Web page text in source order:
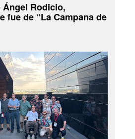
Ángel Rodicio,
fue de “La Campana de